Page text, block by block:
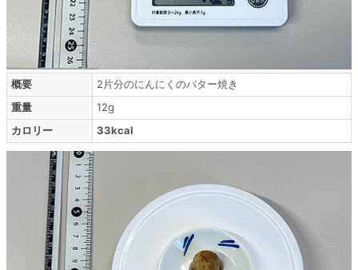
概要
2片分のにんにくのバター焼き
重量
12g
カロリー
33kcal